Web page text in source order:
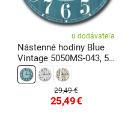
u dodávateľa
Nástenné hodiny Blue
Vintage 5050MS-043, 50
cm
29,49 €
25,49€